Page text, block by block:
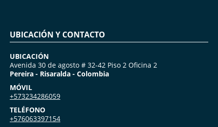
UBICACIÓN Y CONTACTO
UBICACIÓN
Avenida 30 de agosto # 32-42 Piso 2 Oficina 2
Pereira - Risaralda - Colombia
MÓVIL
+573234286059
TELÉFONO
+576063397154